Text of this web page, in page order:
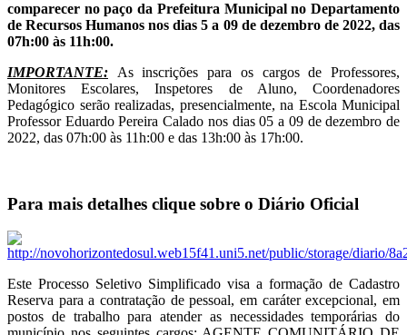
comparecer no paço da Prefeitura Municipal no Departamento
de Recursos Humanos nos dias 5 a 09 de dezembro de 2022, das
07h:00 às 11h:00.
IMPORTANTE: As inscrições para os cargos de Professores,
Monitores Escolares, Inspetores de Aluno, Coordenadores
Pedagógico serão realizadas, presencialmente, na Escola Municipal
Professor Eduardo Pereira Calado nos dias 05 a 09 de dezembro de
2022, das 07h:00 às 11h:00 e das 13h:00 às 17h:00.
Para mais detalhes clique sobre o Diário Oficial
Este Processo Seletivo Simplificado visa a formação de Cadastro
Reserva para a contratação de pessoal, em caráter excepcional, em
postos de trabalho para atender as necessidades temporárias do